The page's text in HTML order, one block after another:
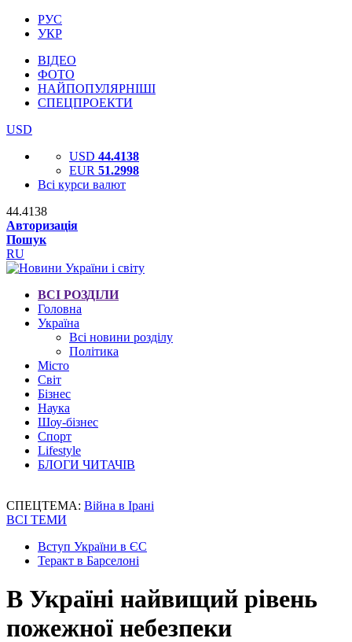
РУС
УКР
ВІДЕО
ФОТО
НАЙПОПУЛЯРНІШІ
СПЕЦПРОЕКТИ
USD
USD 44.4138
EUR 51.2998
Всі курси валют
44.4138
Авторизація
Пошук
RU
ВСІ РОЗДІЛИ
Головна
Україна
Всі новини розділу
Політика
Місто
Світ
Бізнес
Наука
Шоу-бізнес
Спорт
Lifestyle
БЛОГИ ЧИТАЧІВ
СПЕЦТЕМА: Війна в Ірані
ВСІ ТЕМИ
Вступ України в ЄС
Теракт в Барселоні
В Україні найвищий рівень
пожежної небезпеки